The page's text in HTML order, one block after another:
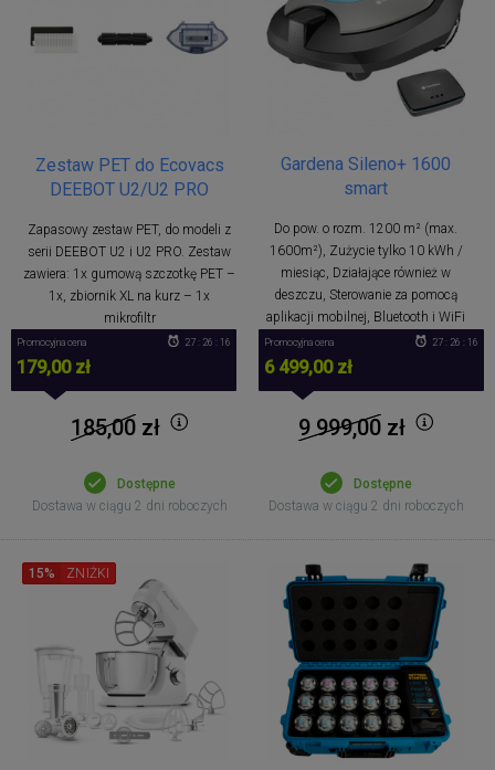
Zestaw PET do Ecovacs
DEEBOT U2/U2 PRO
Zapasowy zestaw PET, do modeli z
serii DEEBOT U2 i U2 PRO. Zestaw
zawiera: 1x gumową szczotkę PET –
1x, zbiornik XL na kurz – 1x
mikrofiltr
Promocyjna cena
179,00 zł
27 : 26 : 16
185,00zł
Dostępne
Dostawa w ciągu 2 dni roboczych
Gardena Sileno+ 1600
smart
Do pow. o rozm. 1200 m² (max.
1600m²), Zużycie tylko 10 kWh /
miesiąc, Działające również w
deszczu, Sterowanie za pomocą
aplikacji mobilnej, Bluetooth i WiFi
Promocyjna cena
6 499,00 zł
27 : 26 : 16
9 999,00zł
Dostępne
Dostawa w ciągu 2 dni roboczych
15% ZNIŻKI